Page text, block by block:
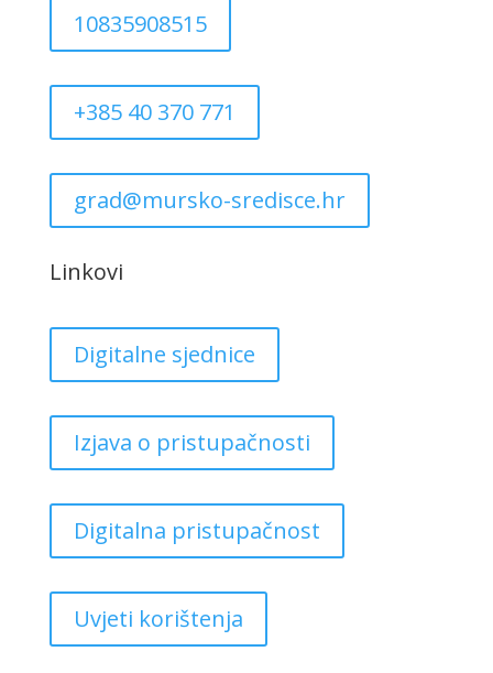
10835908515
+385 40 370 771
grad@mursko-sredisce.hr
Linkovi
Digitalne sjednice
Izjava o pristupačnosti
Digitalna pristupačnost
Uvjeti korištenja